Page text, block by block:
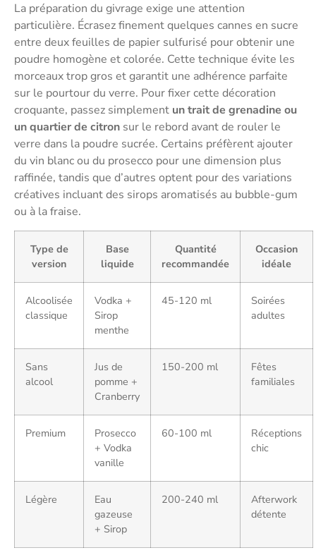
La préparation du givrage exige une attention
particulière. Écrasez finement quelques cannes en sucre
entre deux feuilles de papier sulfurisé pour obtenir une
poudre homogène et colorée. Cette technique évite les
morceaux trop gros et garantit une adhérence parfaite
sur le pourtour du verre. Pour fixer cette décoration
croquante, passez simplement un trait de grenadine ou
un quartier de citron sur le rebord avant de rouler le
verre dans la poudre sucrée. Certains préfèrent ajouter
du vin blanc ou du prosecco pour une dimension plus
raffinée, tandis que d’autres optent pour des variations
créatives incluant des sirops aromatisés au bubble-gum
ou à la fraise.
Type de
version
Base
liquide
Quantité
recommandée
Occasion
idéale
Alcoolisée
classique
Vodka +
Sirop
menthe
45-120 ml
Soirées
adultes
Sans
alcool
Jus de
pomme +
Cranberry
150-200 ml
Fêtes
familiales
Premium
Prosecco
+ Vodka
vanille
60-100 ml
Réceptions
chic
Légère
Eau
gazeuse
+ Sirop
200-240 ml
Afterwork
détente